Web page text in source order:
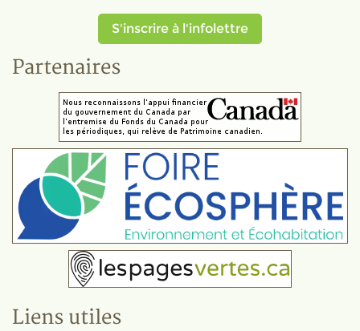
S'inscrire à l'infolettre
Partenaires
Liens utiles